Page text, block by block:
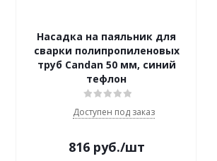
Насадка на паяльник для
сварки полипропиленовых
труб Candan 50 мм, синий
тефлон
Доступен под заказ
816руб./шт